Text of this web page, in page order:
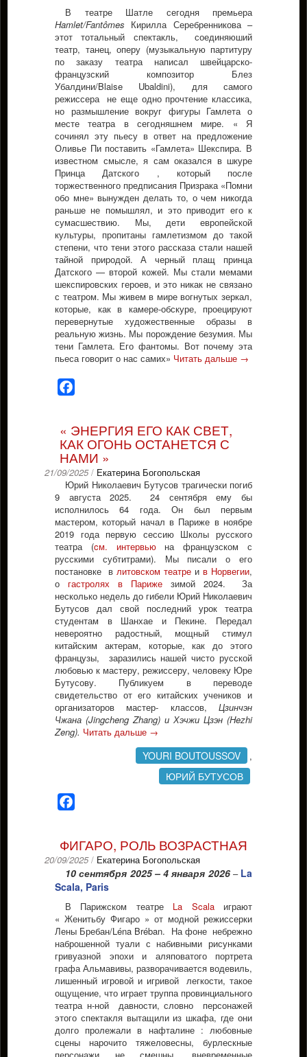
В театре Шатле сегодня премьера
Hamlet/Fantômes Кирилла Серебренникова –
этот тотальный спектакль, соединяюший
театр, танец, оперу (музыкальную партитуру
по заказу театра написал швейцарско-
французский композитор Блез
Убалдини/Blaise Ubaldini), для самого
режиссера не еще одно прочтение классика,
но размышление вокруг фигуры Гамлета о
месте театра в сегодняшнем мире. « Я
сочинял эту пьесу в ответ на предложение
Оливье Пи поставить «Гамлета» Шекспира. В
известном смысле, я сам оказался в шкуре
Принца Датского , который после
торжественного предписания Призрака «Помни
обо мне» вынужден делать то, о чем никогда
раньше не помышлял, и это приводит его к
сумасшествию. Мы, дети европейской
культуры, пропитаны гамлетизмом до такой
степени, что тени этого рассказа стали нашей
тайной природой. А черный плащ принца
Датского — второй кожей. Мы стали мемами
шекспировских героев, и это никак не связано
с театром. Мы живем в мире вогнутых зеркал,
которые, как в камере-обскуре, проецируют
перевернутые художественные образы в
реальную жизнь. Мы порождение безумия. Мы
тени Гамлета. Его фантомы. Вот почему эта
пьеса говорит о нас самих» Читать дальше →
« ЭНЕРГИЯ ЕГО КАК СВЕТ,
КАК ОГОНЬ ОСТАНЕТСЯ С
НАМИ »
21/09/2025 / Екатерина Богопольская
Юрий Николаевич Бутусов трагически погиб
9 августа 2025. 24 сентября ему бы
исполнилось 64 года. Он был первым
мастером, который начал в Париже в ноябре
2019 года первую сессию Школы русского
театра (cм. интервьюна французском с
русскими субтитрами). Мы писали о его
постановке в литовском театре и в Норвегии,
о гастролях в Париже зимой 2024. За
несколько недель до гибели Юрий Николаевич
Бутусов дал свой последний урок театра
студентам в Шанхае и Пекине. Передал
невероятно радостный, мощный стимул
китайским актерам, которые, как до этого
французы, заразились нашей чисто русской
любовью к мастеру, режиссеру, человеку Юре
Бутусову. Публикуем в переводе
свидетельство от его китайских учеников и
организаторов мастер- классов, Цзинчэн
Чжана (Jingcheng Zhang) и Хэчжи Цзэн (Hezhi
Zeng). Читать дальше →
YOURI BOUTOUSSOV ,
ЮРИЙ БУТУСОВ
ФИГАРО, РОЛЬ ВОЗРАСТНАЯ
20/09/2025 / Екатерина Богопольская
10 сентября 2025 – 4 января 2026–La
Scala, Paris
В Парижском театре La Scalaиграют
« Женитьбу Фигаро » от модной режиссерки
Лены Бребан/Léna Bréban. На фоне небрежно
наброшенной туали с набивными рисунками
гривуазной эпохи и аляповатого портрета
графа Альмавивы, разворачивается водевиль,
лишенный игровой и игривой легкости, такое
ощущение, что играет труппа провинциального
театра н-ной давности, словно персонажей
этого спектакля вытащили из шкафа, где они
долго пролежали в нафталине : любовные
сцены нарочито тяжеловесны, бурлескные